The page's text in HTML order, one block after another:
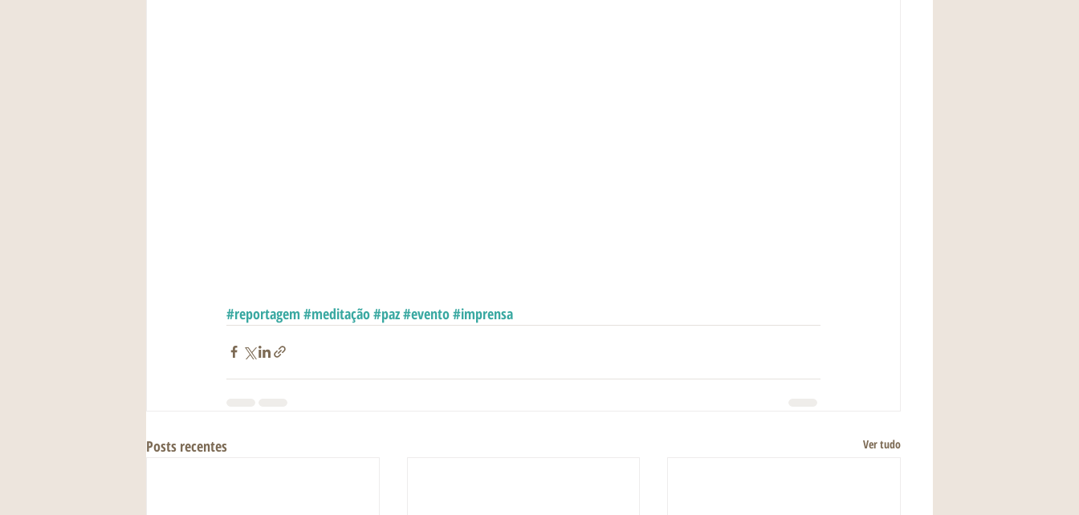
#reportagem #meditação#paz#evento#imprensa
Posts recentes Ver tudo